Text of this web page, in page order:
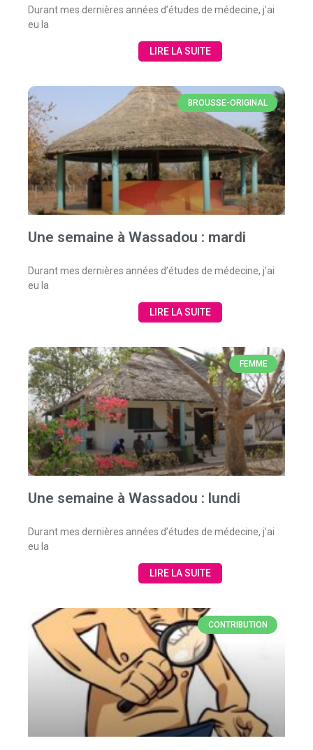
Durant mes dernières années d’études de médecine, j’ai
eu la
LIRE LA SUITE
BROUSSE-ORIGINAL
Une semaine à Wassadou : mardi
Durant mes dernières années d’études de médecine, j’ai
eu la
LIRE LA SUITE
FEMME
Une semaine à Wassadou : lundi
Durant mes dernières années d’études de médecine, j’ai
eu la
LIRE LA SUITE
CONTRIBUTION